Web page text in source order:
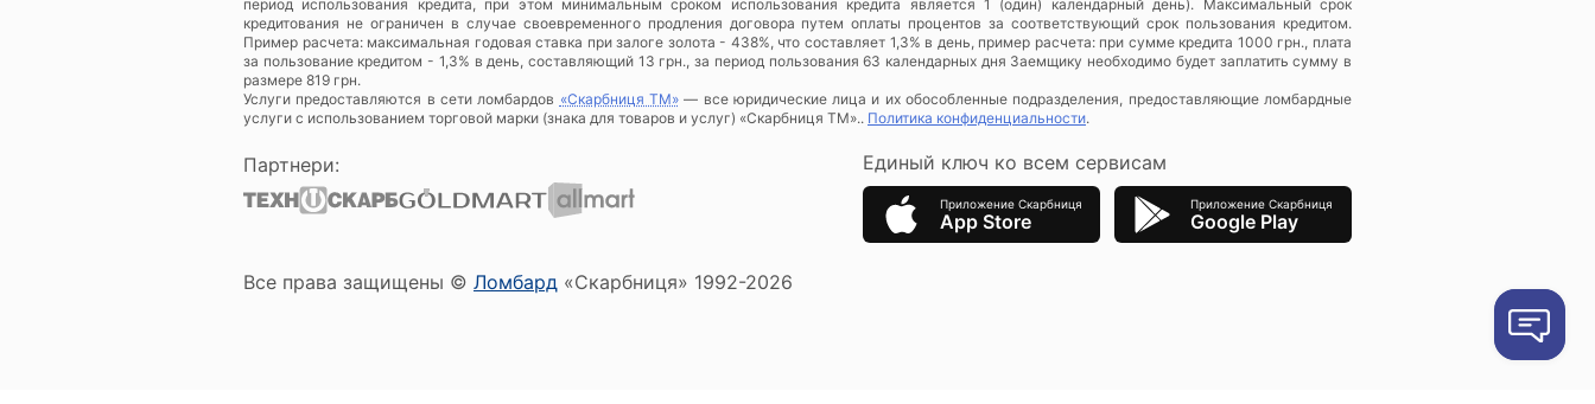
период использования кредита, при этом минимальным сроком использования кредита является 1 (один) календарный день). Максимальный срок
кредитования не ограничен в случае своевременного продления договора путем оплаты процентов за соответствующий срок пользования кредитом.
Пример расчета: максимальная годовая ставка при залоге золота - 438%, что составляет 1,3% в день, пример расчета: при сумме кредита 1000 грн., плата
за пользование кредитом - 1,3% в день, составляющий 13 грн., за период пользования 63 календарных дня Заемщику необходимо будет заплатить сумму в
размере 819 грн.
Услуги предоставляются в сети ломбардов «Скарбниця ТМ»— все юридические лица и их обособленные подразделения, предоставляющие ломбардные
услуги с использованием торговой марки (знака для товаров и услуг) «Скарбниця ТМ».. Политика конфиденциальности.
Партнери: Единый ключ ко всем сервисам
Приложение Скарбниця
App Store
Приложение Скарбниця
Google Play
Все права защищены © Ломбард «Скарбниця» 1992-2026